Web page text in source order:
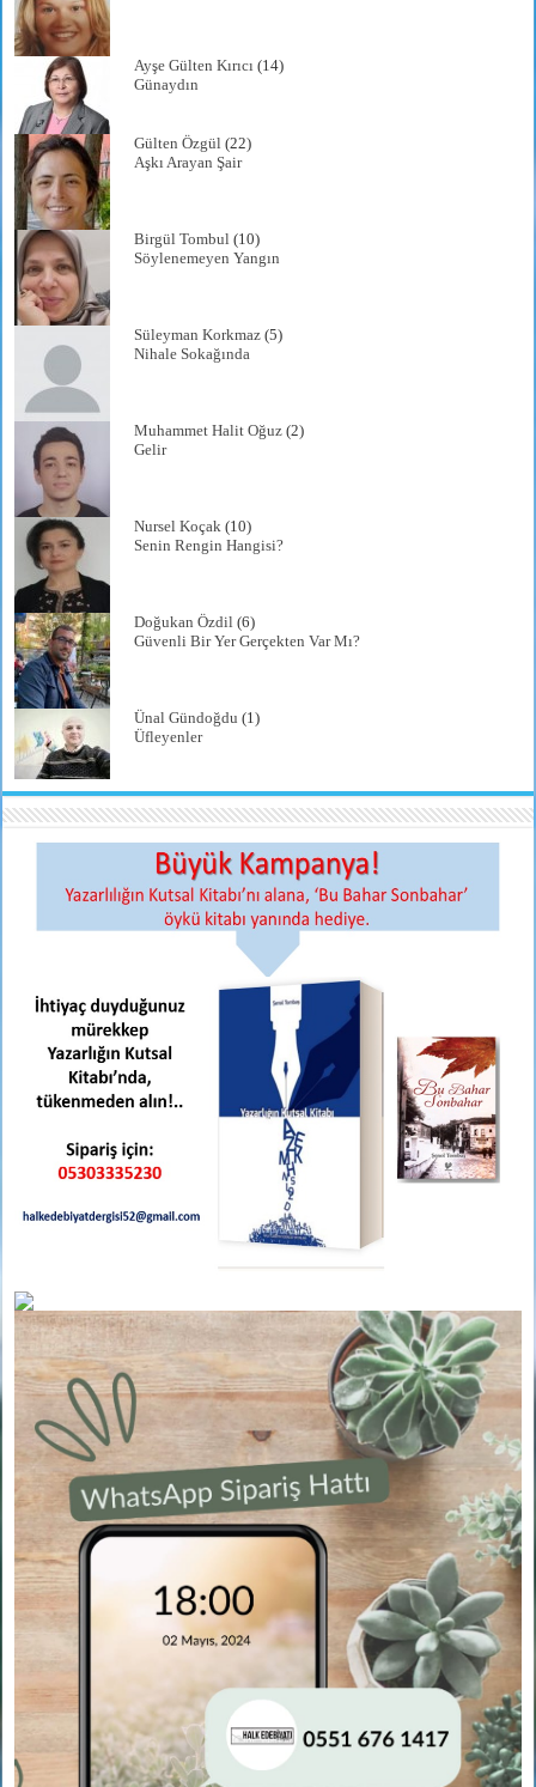
Ayşe Gülten Kırıcı (14)
Günaydın
Gülten Özgül (22)
Aşkı Arayan Şair
Birgül Tombul (10)
Söylenemeyen Yangın
Süleyman Korkmaz (5)
Nihale Sokağında
Muhammet Halit Oğuz (2)
Gelir
Nursel Koçak (10)
Senin Rengin Hangisi?
Doğukan Özdil (6)
Güvenli Bir Yer Gerçekten Var Mı?
Ünal Gündoğdu (1)
Üfleyenler